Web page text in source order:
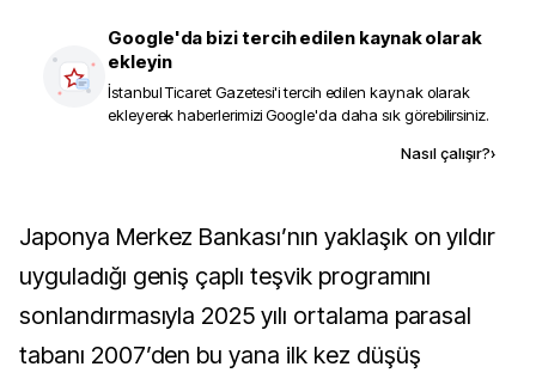
Google'da bizi tercih edilen kaynak olarak
ekleyin
İstanbul Ticaret Gazetesi'i tercih edilen kaynak olarak
ekleyerek haberlerimizi Google'da daha sık görebilirsiniz.
Nasıl çalışır?›
Japonya Merkez Bankası’nın yaklaşık on yıldır
uyguladığı geniş çaplı teşvik programını
sonlandırmasıyla 2025 yılı ortalama parasal
tabanı 2007’den bu yana ilk kez düşüş